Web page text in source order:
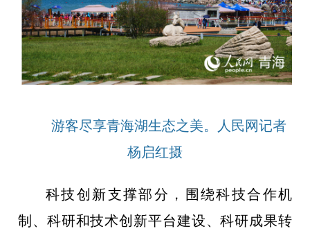
游客尽享青海湖生态之美。人民网记者
杨启红摄
科技创新支撑部分，围绕科技合作机
制、科研和技术创新平台建设、科研成果转